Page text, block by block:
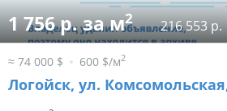
1 756 р. за м2 216 553 р.
≈ 74 000 $ 600 $/м2
Логойск, ул.